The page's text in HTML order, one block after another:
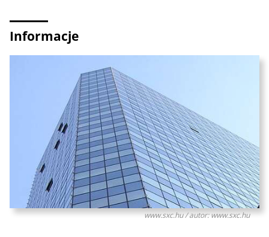
Informacje
www.sxc.hu / autor: www.sxc.hu